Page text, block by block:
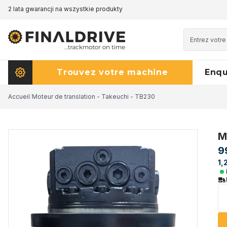
2 lata gwarancji na wszystkie produkty
Trouvez votre machine
Accueil/Moteur de translation - Takeuchi - TB230